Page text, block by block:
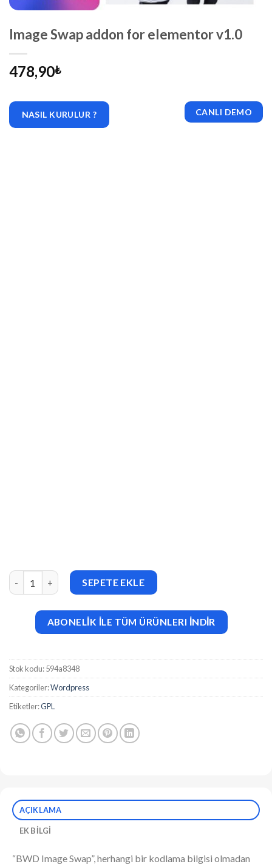
Image Swap addon for elementor v1.0
478,90₺
NASIL KURULUR ? CANLI DEMO
Image Swap addon for elementor v1.0 adet
SEPETE EKLE
ABONELİK İLE TÜM ÜRÜNLERI İNDİR
Stok kodu:594a8348
Kategoriler:Wordpress
Etiketler:GPL
AÇIKLAMA
EK BILGI
“BWD Image Swap”, herhangi bir kodlama bilgisi olmadan